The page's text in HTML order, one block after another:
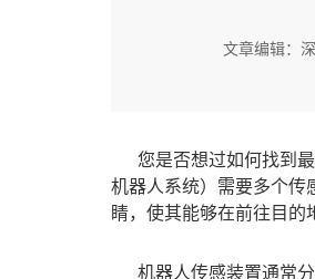
文章编辑：
您是否想过如何找到最
机器人系统）需要多个传
睛，使其能够在前往目的
机器人传感装置通常分